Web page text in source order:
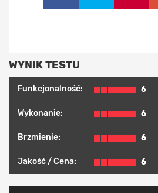
WYNIK TESTU
Funkcjonalność: 6
Wykonanie: 6
Brzmienie: 6
Jakość / Cena: 6